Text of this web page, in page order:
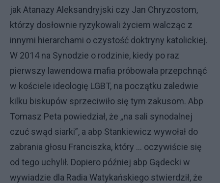
jak Atanazy Aleksandryjski czy Jan Chryzostom,
którzy dosłownie ryzykowali życiem walcząc z
innymi hierarchami o czystość doktryny katolickiej.
W 2014 na Synodzie o rodzinie, kiedy po raz
pierwszy lawendowa mafia próbowała przepchnąć
w kościele ideologię LGBT, na początku zaledwie
kilku biskupów sprzeciwiło się tym zakusom. Abp
Tomasz Peta powiedział, że „na sali synodalnej
czuć swąd siarki”, a abp Stankiewicz wywołał do
zabrania głosu Franciszka, który … oczywiście się
od tego uchylił. Dopiero później abp Gądecki w
wywiadzie dla Radia Watykańskiego stwierdził, że